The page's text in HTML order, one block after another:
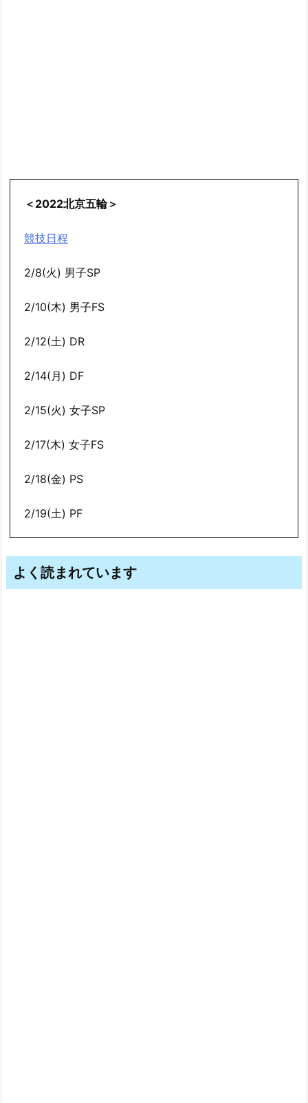
＜2022北京五輪＞
競技日程
2/8(火) 男子SP
2/10(木) 男子FS
2/12(土) DR
2/14(月) DF
2/15(火) 女子SP
2/17(木) 女子FS
2/18(金) PS
2/19(土) PF
よく読まれています